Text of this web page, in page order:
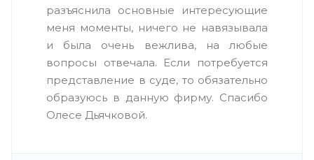
разъяснила основные интересующие
меня моменты, ничего не навязывала
и была очень вежлива, на любые
вопросы отвечала. Если потребуется
представление в суде, то обязательно
образуюсь в данную фирму. Спасибо
Олесе Дьячковой.